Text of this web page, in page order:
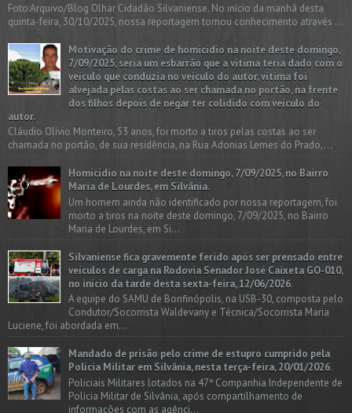
Foto:Arquivo/Blog Olhar Cidadão Silvaniense. No início da manhã desta
quinta-feira, 30/10/2025, nossa reportagem tomou conhecimento através ...
Motivação do crime de homicídio na noite deste domingo,
7/09/2025, seria um esbarrão que a vitima teria dado com o
veículo que conduzia no veículo do autor, vítima foi
alvejada pelas costas ao ser chamada no portão, na frente
dos filhos depois de negar ter colidido com veículo do
autor.
Cláudio Olívio Monteiro, 53 anos, foi morto a tiros pelas costas ao ser
chamada no portão, de sua residência, na Rua Adonias Lemes do Prado,...
Homicídio na noite deste domingo, 7/09/2025, no Bairro
Maria de Lourdes, em Silvânia.
Um homem ainda não identificado por nossa reportagem, foi
morto a tiros na noite deste domingo, 7/09/2025, no Bairro
Maria de Lourdes, em Si...
Silvaniense fica gravemente ferido após ser prensado entre
veículos de carga na Rodovia Senador José Caixeta GO-010,
no início da tarde desta sexta-feira, 12/06/2026.
A equipe do SAMU de Bonfinópolis, na USB-30, composta pelo
Condutor/Socorrista Waldevany e Técnica/Socorrista Maria
Luciene, foi abordada em...
Mandado de prisão pelo crime de estupro cumprido pela
Polícia Militar em Silvânia, nesta terça-feira, 20/01/2026.
Policiais Militares lotados na 47ª Companhia Independente de
Polícia Militar de Silvânia, após compartilhamento de
informações com as agênci...